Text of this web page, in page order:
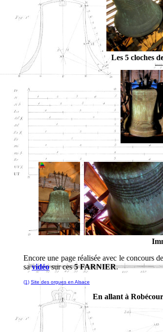
Les 5 cloches
Encore une page réalisée avec le concours
savidéosur ces5 FARNIER.
(1) Site des orgues en Alsace
En allant à